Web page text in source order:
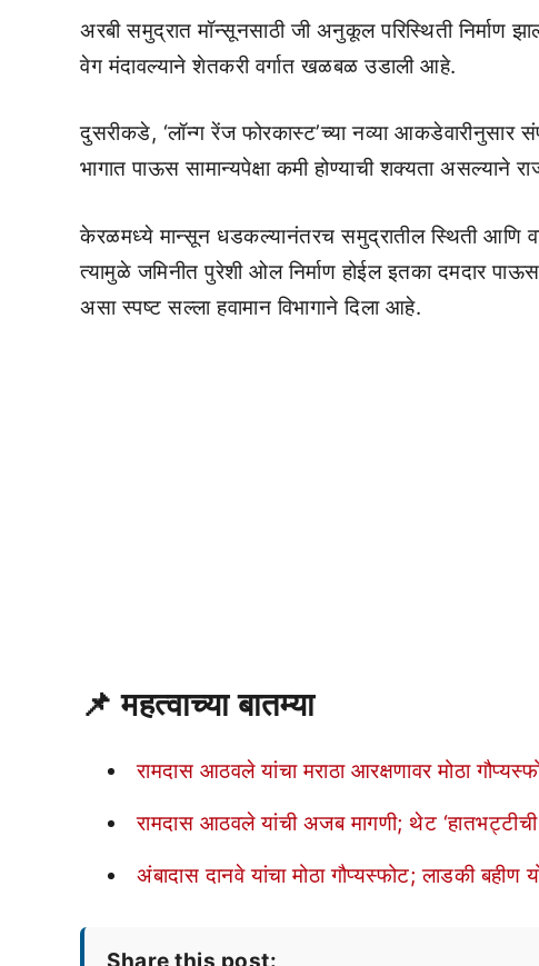
अरबी समुद्रात मॉन्सूनसाठी जी अनुकूल परिस्थिती निर्माण
वेग मंदावल्याने शेतकरी वर्गात खळबळ उडाली आहे.
दुसरीकडे, ‘लॉन्ग रेंज फोरकास्ट’च्या नव्या आकडेवारीनुसार
भागात पाऊस सामान्यपेक्षा कमी होण्याची शक्यता असल्याने
केरळमध्ये मान्सून धडकल्यानंतरच समुद्रातील स्थिती आणि
त्यामुळे जमिनीत पुरेशी ओल निर्माण होईल इतका दमदार
असा स्पष्ट सल्ला हवामान विभागाने दिला आहे.
📌महत्वाच्या बातम्या
रामदास आठवले यांचा मराठा आरक्षणावर मोठा
रामदास आठवले यांची अजब मागणी; थेट
अंबादास दानवे यांचा मोठा गौप्यस्फोट; लाडकी